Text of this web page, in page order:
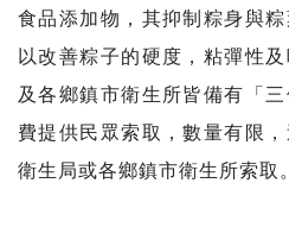
食品添加物，其抑制粽身與
以改善粽子的硬度，粘彈性
及各鄉鎮市衛生所皆備有「
費提供民眾索取，數量有限
衛生局或各鄉鎮市衛生所索取。